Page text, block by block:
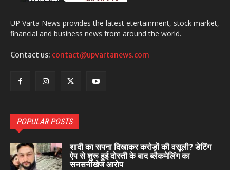
UP Varta News provides the latest etertainment, stock market,
financial and business news from around the world.
Contact us: contact@upvartanews.com
POPULAR POSTS
शादी का सपना दिखाकर करोड़ों की वसूली? डेटिंग
ऐप से शुरू हुई दोस्ती के बाद ब्लैकमेलिंग का
सनसनीखेज आरोप